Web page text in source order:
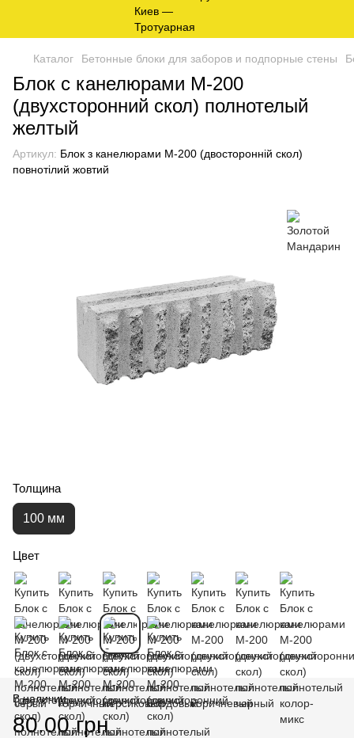
Каталог Бетонные блоки для заборов и подпорные стены
Блок с канелюрами М-200
(двухсторонний скол) полнотелый
желтый
Артикул: Блок з канелюрами М-200 (двосторонній скол)
повнотілий жовтий
Толщина
100 мм
Цвет
В наличии
80.00 грн